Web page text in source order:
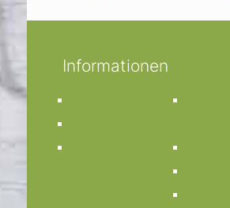
Informationen